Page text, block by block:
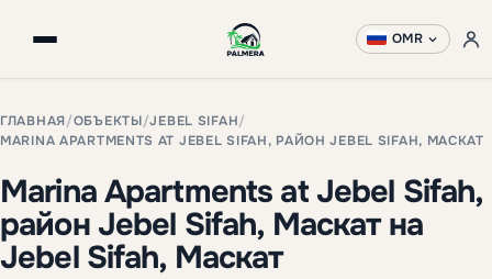
OMR
ГЛАВНАЯ/ОБЪЕКТЫ/JEBEL SIFAH/
MARINA APARTMENTS AT JEBEL SIFAH, РАЙОН JEBEL SIFAH, МАСКАТ
Marina Apartments at Jebel Sifah,
район Jebel Sifah, Маскат на
Jebel Sifah, Маскат